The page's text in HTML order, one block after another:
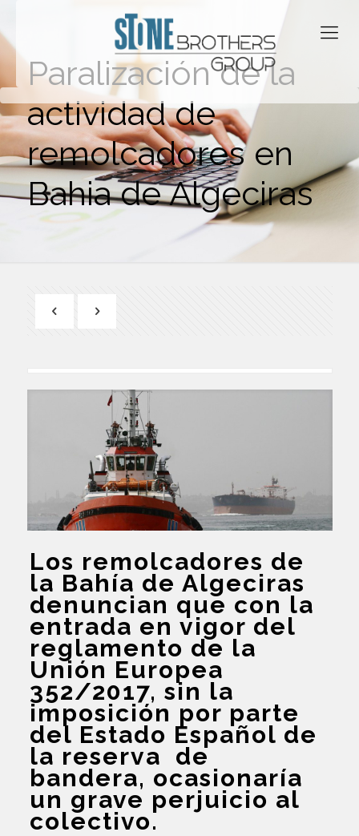
Paralización de la
actividad de
remolcadores en
Bahia de Algeciras
Los remolcadores de
la Bahía de Algeciras
denuncian que con la
entrada en vigor del
reglamento de la
Unión Europea
352/2017, sin la
imposición por parte
del Estado Español de
la reserva de
bandera, ocasionaría
un grave perjuicio al
colectivo.